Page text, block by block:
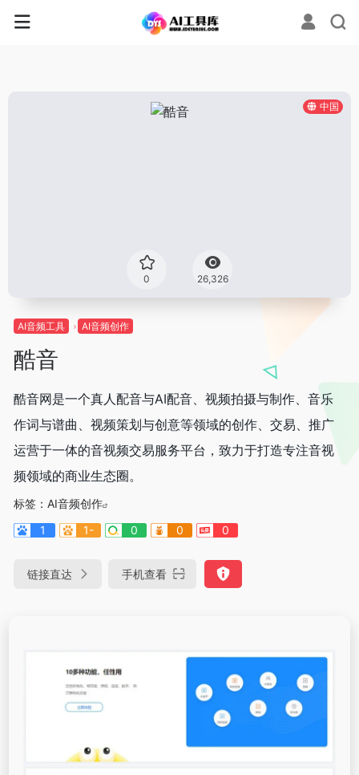
中国
0 26,326
AI音频工具 AI音频创作
酷音
酷音网是一个真人配音与AI配音、视频拍摄与制作、音乐
作词与谱曲、视频策划与创意等领域的创作、交易、推广
运营于一体的音视频交易服务平台，致力于打造专注音视
频领域的商业生态圈。
标签： AI音频创作
1
1- 0 0 0
链接直达 手机查看